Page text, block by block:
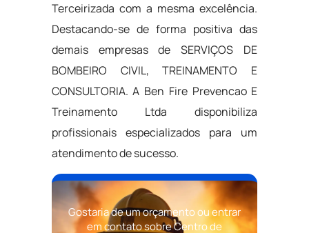
Terceirizada com a mesma excelência.
Destacando-se de forma positiva das
demais empresas de SERVIÇOS DE
BOMBEIRO CIVIL, TREINAMENTO E
CONSULTORIA. A Ben Fire Prevencao E
Treinamento Ltda disponibiliza
profissionais especializados para um
atendimento de sucesso.
Gostaria de um orçamento ou entrar
em contato sobre Centro de